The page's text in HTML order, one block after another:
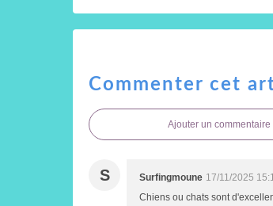
Commenter cet
Ajouter un commentaire
S Surfingmoune 17/11/2025
Chiens ou chats sont